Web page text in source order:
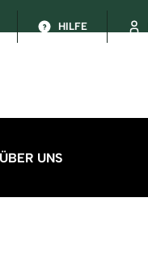
HILFE
ÜBER UNS